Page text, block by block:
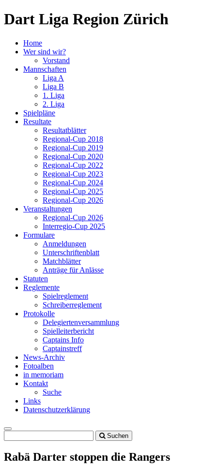
Dart Liga Region Zürich
Home
Wer sind wir?
Vorstand
Mannschaften
Liga A
Liga B
1. Liga
2. Liga
Spielpläne
Resultate
Resultatblätter
Regional-Cup 2018
Regional-Cup 2019
Regional-Cup 2020
Regional-Cup 2022
Regional-Cup 2023
Regional-Cup 2024
Regional-Cup 2025
Regional-Cup 2026
Veranstaltungen
Regional-Cup 2026
Interregio-Cup 2025
Formulare
Anmeldungen
Unterschriftenblatt
Matchblätter
Anträge für Anlässe
Statuten
Reglemente
Spielreglement
Schreiberreglement
Protokolle
Delegiertenversammlung
Spielleiterbericht
Captains Info
Captainstreff
News-Archiv
Fotoalben
in memoriam
Kontakt
Suche
Links
Datenschutzerklärung
Toggle
navigation
Suchen
Rabä Darter stoppen die Rangers